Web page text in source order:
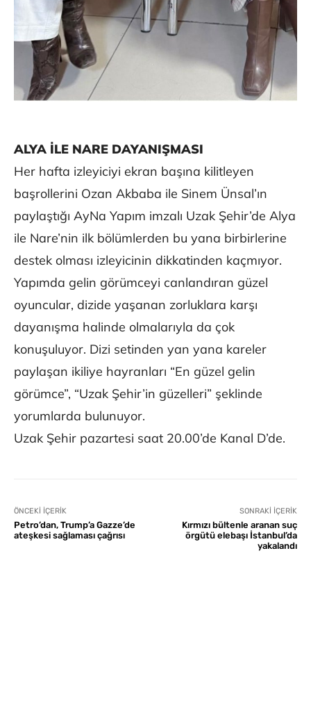
ALYA İLE NARE DAYANIŞMASI
Her hafta izleyiciyi ekran başına kilitleyen
başrollerini Ozan Akbaba ile Sinem Ünsal’ın
paylaştığı AyNa Yapım imzalı Uzak Şehir’de Alya
ile Nare’nin ilk bölümlerden bu yana birbirlerine
destek olması izleyicinin dikkatinden kaçmıyor.
Yapımda gelin görümceyi canlandıran güzel
oyuncular, dizide yaşanan zorluklara karşı
dayanışma halinde olmalarıyla da çok
konuşuluyor. Dizi setinden yan yana kareler
paylaşan ikiliye hayranları “En güzel gelin
görümce”, “Uzak Şehir’in güzelleri” şeklinde
yorumlarda bulunuyor.
Uzak Şehir pazartesi saat 20.00’de Kanal D’de.
ÖNCEKI İÇERIK
Petro’dan, Trump’a Gazze’de
ateşkesi sağlaması çağrısı
SONRAKI İÇERIK
Kırmızı bültenle aranan suç
örgütü elebaşı İstanbul’da
yakalandı